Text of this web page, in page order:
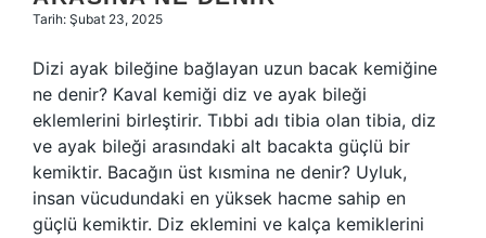
Tarih: Şubat 23, 2025
Dizi ayak bileğine bağlayan uzun bacak kemiğine
ne denir? Kaval kemiği diz ve ayak bileği
eklemlerini birleştirir. Tıbbi adı tibia olan tibia, diz
ve ayak bileği arasındaki alt bacakta güçlü bir
kemiktir. Bacağın üst kısmina ne denir? Uyluk,
insan vücudundaki en yüksek hacme sahip en
güçlü kemiktir. Diz eklemini ve kalça kemiklerini